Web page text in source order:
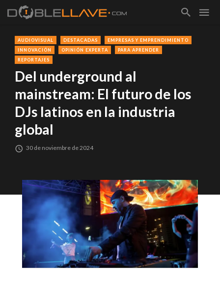
AUDIOVISUAL DESTACADAS
EMPRESAS Y EMPRENDIMIENTO
INNOVACIÓN
OPINIÓN EXPERTA
PARA APRENDER
REPORTAJES
Del underground al
mainstream: El futuro de los
DJs latinos en la industria
global
30 de noviembre de 2024